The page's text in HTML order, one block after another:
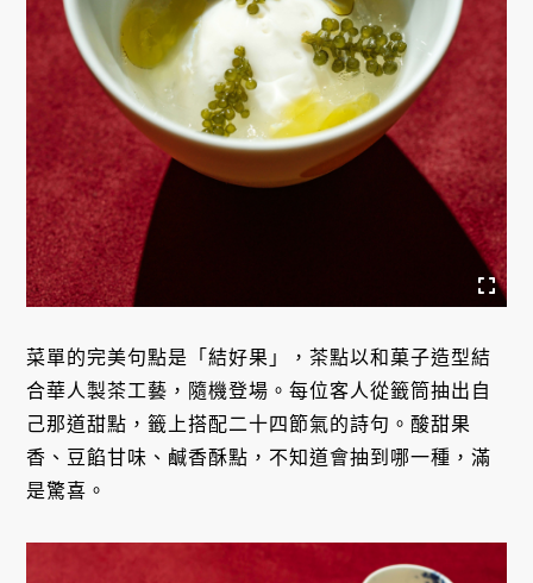
菜單的完美句點是「結好果」，茶點以和菓子造型結
合華人製茶工藝，隨機登場。每位客人從籤筒抽出自
己那道甜點，籤上搭配二十四節氣的詩句。酸甜果
香、豆餡甘味、鹹香酥點，不知道會抽到哪一種，滿
是驚喜。